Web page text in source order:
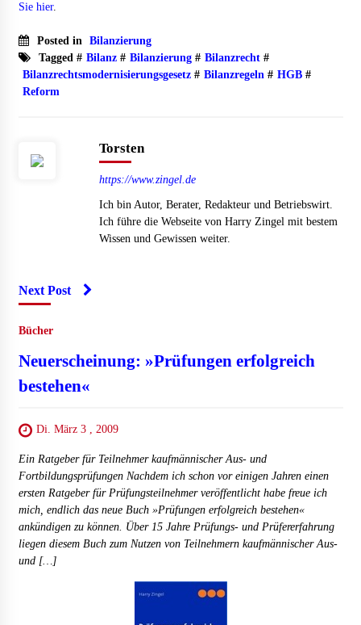
Sie hier.
Posted in Bilanzierung
Tagged # Bilanz# Bilanzierung# Bilanzrecht#
Bilanzrechtsmodernisierungsgesetz# Bilanzregeln# HGB#
Reform
Torsten
https://www.zingel.de
Ich bin Autor, Berater, Redakteur und Betriebswirt.
Ich führe die Webseite von Harry Zingel mit bestem
Wissen und Gewissen weiter.
Next Post
Bücher
Neuerscheinung: »Prüfungen erfolgreich
bestehen«
Di. März 3 , 2009
Ein Ratgeber für Teilnehmer kaufmännischer Aus- und
Fortbildungsprüfungen Nachdem ich schon vor einigen Jahren einen
ersten Ratgeber für Prüfungsteilnehmer veröffentlicht habe freue ich
mich, endlich das neue Buch »Prüfungen erfolgreich bestehen«
ankündigen zu können. Über 15 Jahre Prüfungs- und Prüfererfahrung
liegen diesem Buch zum Nutzen von Teilnehmern kaufmännischer Aus-
und […]